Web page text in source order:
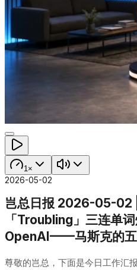
1×
2026-05-02
岂总日报 2026-05-02
「Troubling」三连单
OpenAI——马斯克的五
尊敬的岂总，下面是今日工作汇